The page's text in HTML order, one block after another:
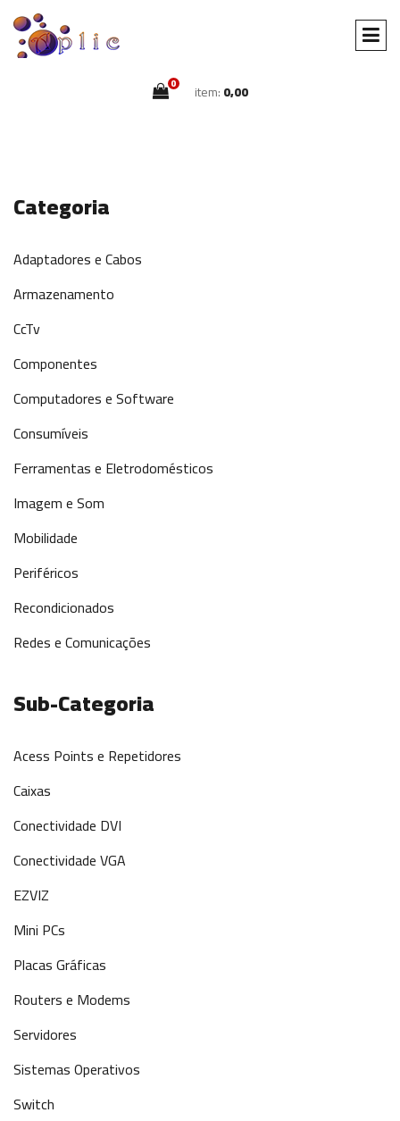
0 item:0,00
Categoria
Adaptadores e Cabos
Armazenamento
CcTv
Componentes
Computadores e Software
Consumíveis
Ferramentas e Eletrodomésticos
Imagem e Som
Mobilidade
Periféricos
Recondicionados
Redes e Comunicações
Sub-Categoria
Acess Points e Repetidores
Caixas
Conectividade DVI
Conectividade VGA
EZVIZ
Mini PCs
Placas Gráficas
Routers e Modems
Servidores
Sistemas Operativos
Switch